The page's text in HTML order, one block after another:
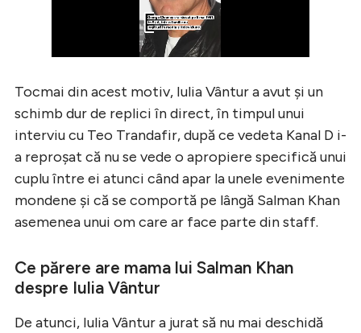
Tocmai din acest motiv, Iulia Vântur a avut şi un
schimb dur de replici în direct, în timpul unui
interviu cu Teo Trandafir, după ce vedeta Kanal D i-
a reproşat că nu se vede o apropiere specifică unui
cuplu între ei atunci când apar la unele evenimente
mondene şi că se comportă pe lângă Salman Khan
asemenea unui om care ar face parte din staff.
Ce părere are mama lui Salman Khan
despre Iulia Vântur
De atunci, Iulia Vântur a jurat să nu mai deschidă